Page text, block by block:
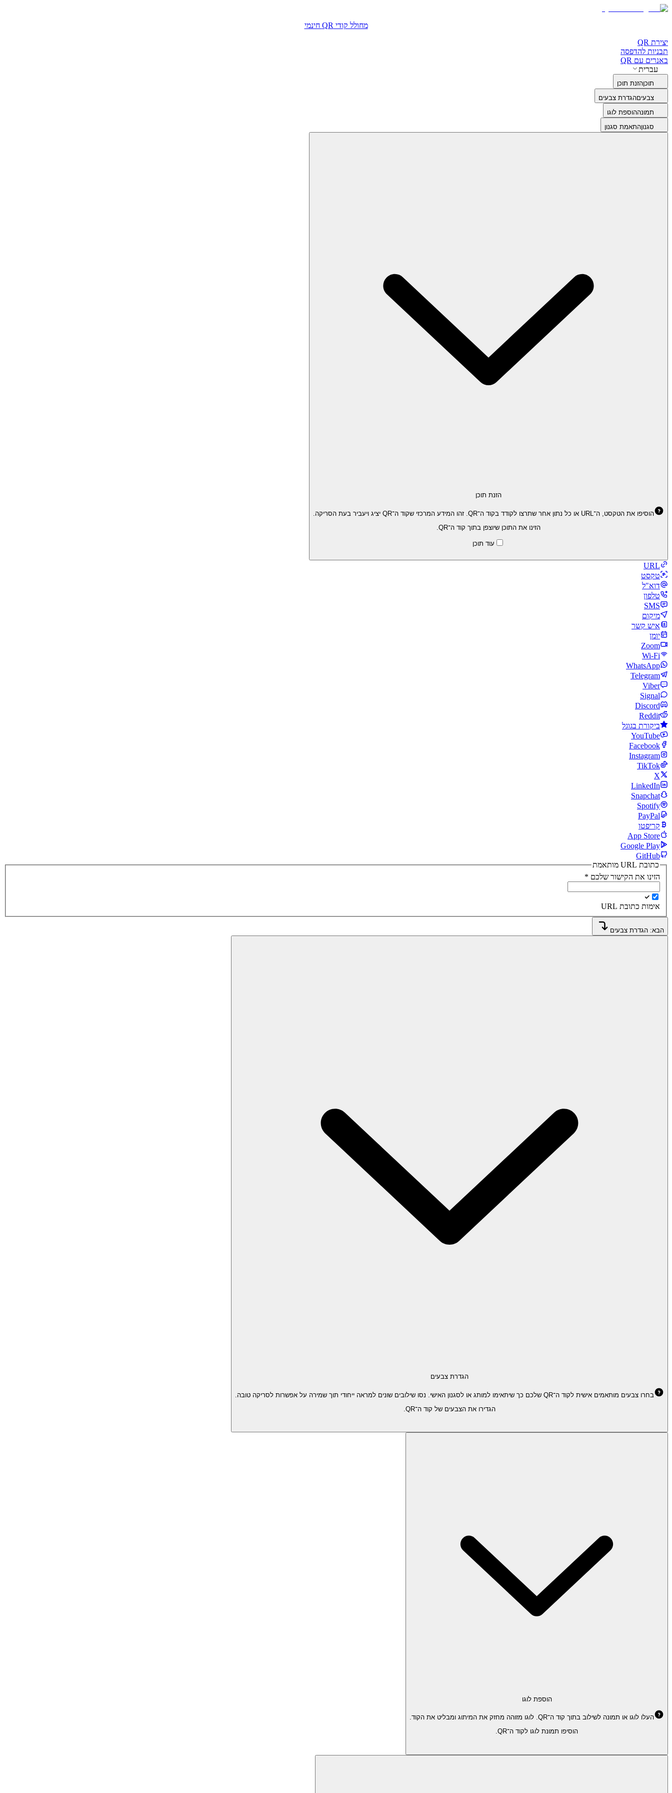
מחולל קודי QR חינמי
יצירת QR
תבניות להדפסה
באנרים עם QR
עברית
תוכןהזנת תוכן
צבעיםהגדרת צבעים
תמונההוספת לוגו
סגנוןהתאמת סגנון
הזנת תוכן
הוסיפו את הטקסט, ה־URL או כל נתון אחר שתרצו לקודד בקוד ה־QR. זהו המידע המרכזי שקוד ה־QR יציג ויעביר בעת הסריקה.
הזינו את התוכן שיוצפן בתוך קוד ה־QR.
עוד תוכן
URL
טקסט
דוא"ל
טלפון
SMS
מיקום
איש קשר
יומן
Zoom
Wi‑Fi
WhatsApp
Telegram
Viber
Signal
Discord
Reddit
ביקורת בגוגל
YouTube
Facebook
Instagram
TikTok
X
LinkedIn
Snapchat
Spotify
PayPal
קריפטו
App Store
Google Play
GitHub
כתובת URL מותאמת
הזינו את הקישור שלכם *
אימות כתובת URL
הבא: הגדרת צבעים
הגדרת צבעים
בחרו צבעים מותאמים אישית לקוד ה־QR שלכם כך שיתאימו למותג או לסגנון האישי. נסו שילובים שונים למראה ייחודי תוך שמירה על אפשרות לסריקה טובה.
הגדירו את הצבעים של קוד ה־QR.
הוספת לוגו
העלו לוגו או תמונה לשילוב בתוך קוד ה־QR. לוגו מזוהה מחזק את המיתוג ומבליט את הקוד.
הוסיפו תמונת לוגו לקוד ה־QR.